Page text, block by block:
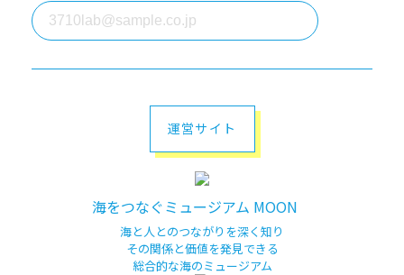
運営サイト
海をつなぐミュージアム MOON
海と人とのつながりを深く知り
その関係と価値を発見できる
総合的な海のミュージアム